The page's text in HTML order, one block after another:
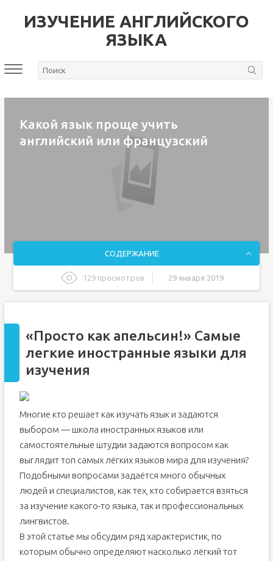
ИЗУЧЕНИЕ АНГЛИЙСКОГО
ЯЗЫКА
Какой язык проще учить
английский или французский
СОДЕРЖАНИЕ
129 просмотров 29 января 2019
язык французский?
Французский легче английского?
«Просто как апельсин!» Самые
легкие иностранные языки для
изучения
Многие кто решает как изучать язык и задаются
выбором — школа иностранных языков или
самостоятельные штудии задаются вопросом как
выглядит топ самых лёгких языков мира для изучения?
Подобными вопросами задаётся много обычных
людей и специалистов, как тех, кто собирается взяться
за изучение какого-то языка, так и профессиональных
лингвистов.
В этой статье мы обсудим ряд характеристик, по
которым обычно определяют насколько лёгкий тот